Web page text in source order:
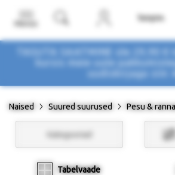
TASUTA SAATMINE üle 29,90
kursis meie uute
uudiskirjaga siin ➤
Naised Suured suurused Pesu &
Kategooriad
Tabelvaade